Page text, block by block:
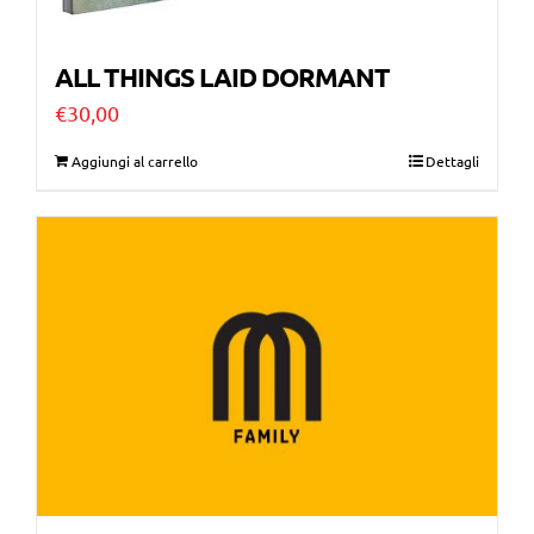
ALL THINGS LAID DORMANT
€30,00
Aggiungi al carrello Dettagli